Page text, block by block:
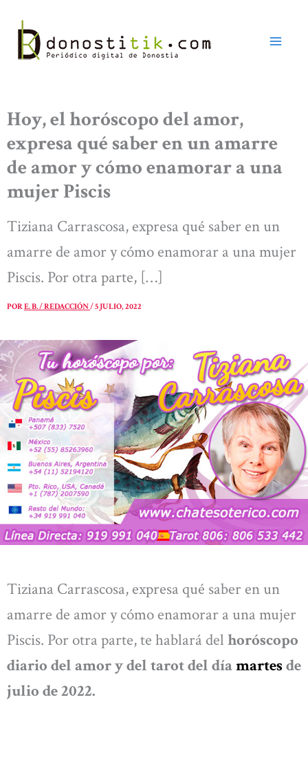
contenido
Hoy, el horóscopo del amor,
expresa qué saber en un amarre
de amor y cómo enamorar a una
mujer Piscis
Tiziana Carrascosa, expresa qué saber en un
amarre de amor y cómo enamorar a una mujer
Piscis. Por otra parte, […]
PORE. B. / REDACCIÓN/5 JULIO, 2022
Tiziana Carrascosa, expresa qué saber en un
amarre de amor y cómo enamorar a una mujer
Piscis. Por otra parte, te hablará del horóscopo
diario del amor y del tarot del díamartes de
julio de 2022.